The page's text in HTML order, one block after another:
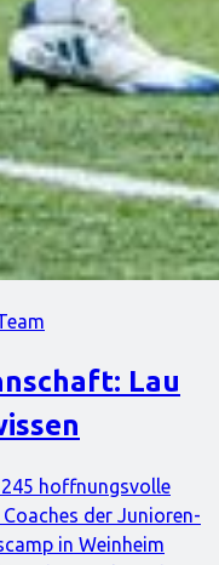
Lau
hoffnungsvolle
der Junioren-
in Weinheim